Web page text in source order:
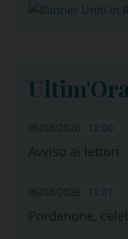
Ultim'Ora
06/08/2026 12:00
Avviso ai lettori
06/08/2026 11:31
Pordenone,